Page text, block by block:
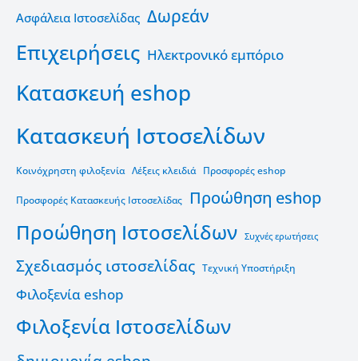
Ασφάλεια Ιστοσελίδας Δωρεάν
Επιχειρήσεις Ηλεκτρονικό εμπόριο
Κατασκευή eshop
Κατασκευή Ιστοσελίδων
Κοινόχρηστη φιλοξενία Λέξεις κλειδιά Προσφορές eshop
Προσφορές Κατασκευής Ιστοσελίδας Προώθηση eshop
Προώθηση Ιστοσελίδων Συχνές ερωτήσεις
Σχεδιασμός ιστοσελίδας Τεχνική Υποστήριξη
Φιλοξενία eshop
Φιλοξενία Ιστοσελίδων